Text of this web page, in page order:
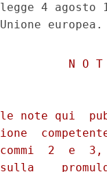
4 agosto
N O
note qui
2  e